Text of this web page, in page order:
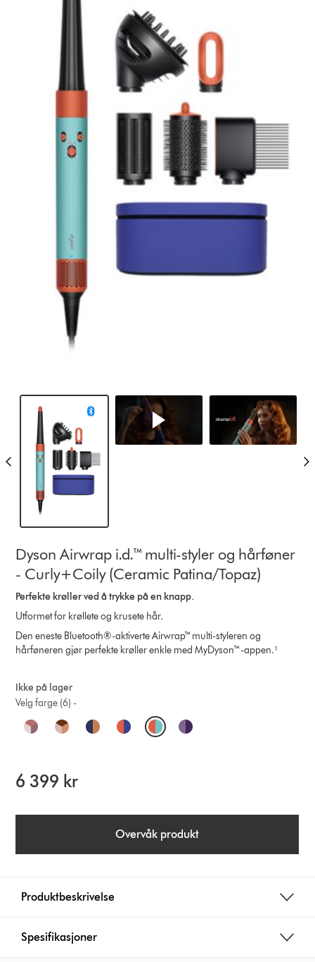
Dyson Airwrap i.d.™ multi-styler og hårføner
- Curly+Coily (Ceramic Patina/Topaz)
Perfekte krøller ved å trykke på en knapp.
Utformet for krøllete og krusete hår.
Den eneste Bluetooth®-aktiverte Airwrap™ multi-styleren og
hårføneren gjør perfekte krøller enkle med MyDyson™-appen.¹
Ikke på lager
Velg farge (6) -
O
t
n
6 399 kr
Overvåk produkt
Produktbeskrivelse
Spesifikasjoner